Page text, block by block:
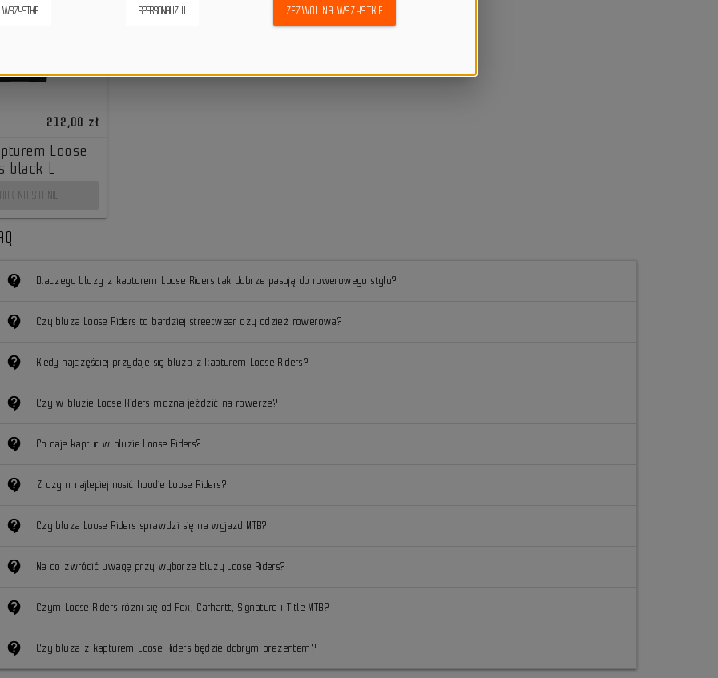
212,00 zł
Loose
black L
NA STANIE
contact_support Dlaczego bluzy z kapturem Loose Riders tak dobrze pasują do rowerowego stylu?
contact_support Czy bluza Loose Riders to bardziej streetwear czy odzież rowerowa?
contact_support Kiedy najczęściej przydaje się bluza z kapturem Loose Riders?
contact_support Czy w bluzie Loose Riders można jeździć na rowerze?
contact_support Co daje kaptur w bluzie Loose Riders?
contact_support Z czym najlepiej nosić hoodie Loose Riders?
contact_support Czy bluza Loose Riders sprawdzi się na wyjazd MTB?
contact_support Na co zwrócić uwagę przy wyborze bluzy Loose Riders?
contact_support Czym Loose Riders różni się od Fox, Carhartt, Signature i Title MTB?
contact_support Czy bluza z kapturem Loose Riders będzie dobrym prezentem?
WSZYSTKIE SPERSONALIZUJ ZEZWÓL NA WSZYSTKIE